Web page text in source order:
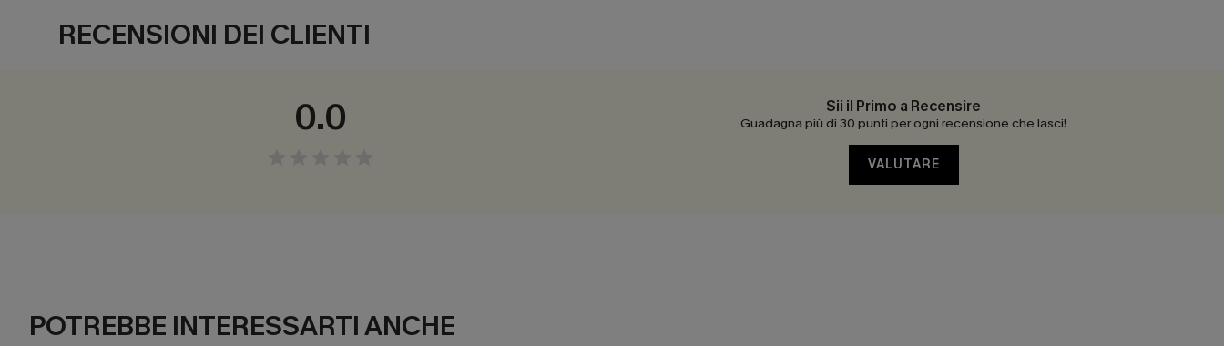
RECENSIONI DEI CLIENTI
0.0 Sii il Primo a Recensire
Guadagna più di 30 punti per ogni recensione che lasci!
VALUTARE
POTREBBE INTERESSARTI ANCHE